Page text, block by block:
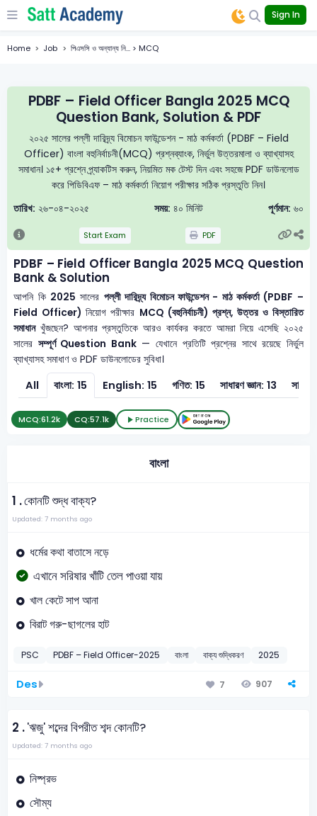
Sign In
Home Job পিএসসি ও অন্যান্য নি... > MCQ
PDBF – Field Officer Bangla 2025 MCQ
Question Bank, Solution & PDF
২০২৫ সালের পল্লী দারিদ্র্য বিমোচন ফাউন্ডেশন - মাঠ কর্মকর্তা (PDBF – Field
Officer) বাংলা বহুনির্বাচনী(MCQ) প্রশ্নব্যাংক, নির্ভুল উত্তরমালা ও ব্যাখ্যাসহ
সমাধান। ১৫+ প্রশ্নে প্র্যাকটিস করুন, নিয়মিত মক টেস্ট দিন এবং সহজে PDF ডাউনলোড
করে পিডিবিএফ – মাঠ কর্মকর্তা নিয়োগ পরীক্ষার সঠিক প্রস্তুতি নিন।
তারিখ: ২৬-০৪-২০২৫ সময়: ৪০ মিনিট পূর্ণমান: ৬০
Start Exam PDF
PDBF – Field Officer Bangla 2025 MCQ Question
Bank & Solution
আপনি কি 2025 সালের পল্লী দারিদ্র্য বিমোচন ফাউন্ডেশন - মাঠ কর্মকর্তা (PDBF –
Field Officer) নিয়োগ পরীক্ষার MCQ (বহুনির্বাচনী) প্রশ্ন, উত্তর ও বিস্তারিত
সমাধানখুঁজছেন? আপনার প্রস্তুতিকে আরও কার্যকর করতে আমরা নিয়ে এসেছি ২০২৫
সালের সম্পূর্ণ Question Bank— যেখানে প্রতিটি প্রশ্নের সাথে রয়েছে নির্ভুল
ব্যাখ্যাসহ সমাধাণ ও PDF ডাউনলোডের সুবিধা।
All বাংলা: 15 English: 15 গণিত: 15 সাধারণ জ্ঞান: 13
MCQ:61.2k CQ:57.1k Practice
বাংলা
1 .কোনটি শুদ্ধ বাক্য?
Updated: 7 months ago
ধর্মের কথা বাতাসে নড়ে
এখানে সরিষার খাঁটি তেল পাওয়া যায়
খাল কেটে সাপ আনা
বিরাট গরু-ছাগলের হাট
PSC PDBF – Field Officer-2025 বাংলা বাক্য শুদ্ধিকরণ 2025
Des 7 907
2 .'ঋজু' শব্দের বিপরীত শব্দ কোনটি?
Updated: 7 months ago
নিষ্প্রভ
সৌম্য